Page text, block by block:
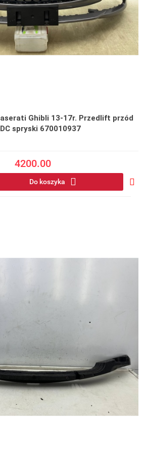
Ghibli 13-17r. Przedlift przód
spryski 670010937
4200.00
Do koszyka